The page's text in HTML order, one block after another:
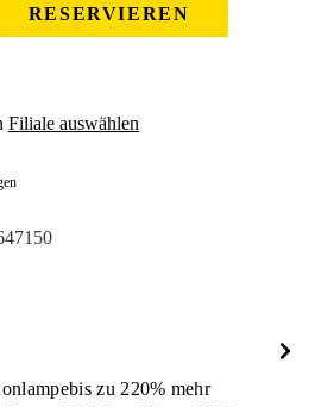
RESERVIEREN
Filiale auswählen
zu 220% mehr